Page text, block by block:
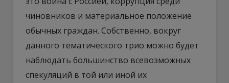
чиновников и материальное положение
обычных граждан. Собственно, вокруг
данного тематического трио можно будет
наблюдать большинство всевозможных
спекуляций в той или иной их